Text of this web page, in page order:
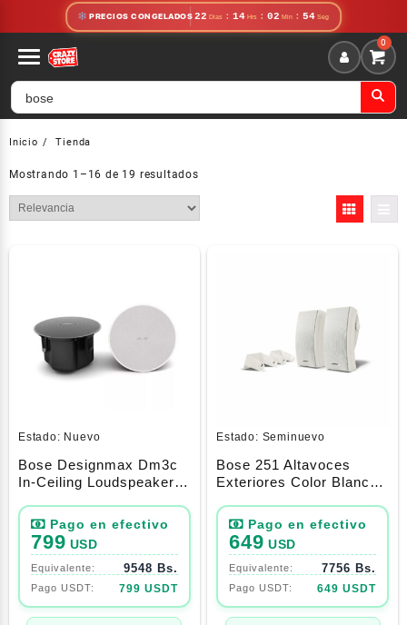
contenido
PRECIOS CONGELADOS 22 : 14 : 02 : 54
Inicio Tienda
Mostrando 1–16 de 19 resultados
Estado: Nuevo
Bose Designmax Dm3c
In-Ceiling Loudspeaker
799 USD
9548 Bs.
799 USDT
Estado: Seminuevo
Bose 251 Altavoces
Exteriores Color Blanco
649 USD
7756 Bs.
649 USDT